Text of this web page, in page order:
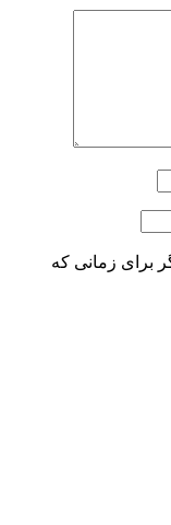
برای زمانی که